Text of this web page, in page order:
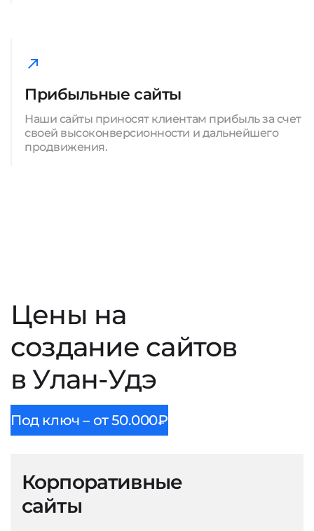
Прибыльные сайты
Наши сайты приносят клиентам прибыль за счет
своей высоконверсионности и дальнейшего
продвижения.
Цены на
создание сайтов
в Улан-Удэ
Под ключ – от 50.000₽
Корпоративные
сайты